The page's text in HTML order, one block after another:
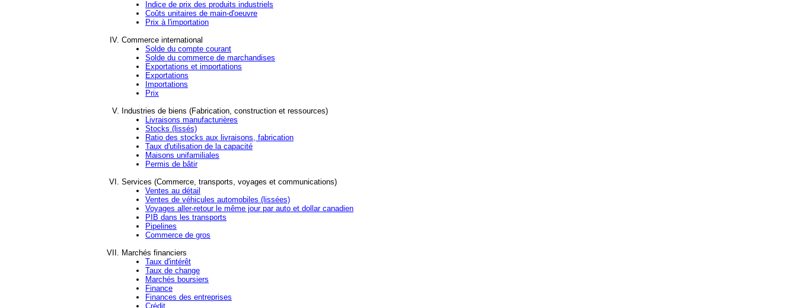
Indice de prix des produits industriels
Coûts unitaires de main-d'oeuvre
Prix à l'importation
Commerce international
Solde du compte courant
Solde du commerce de marchandises
Exportations et importations
Exportations
Importations
Prix
Industries de biens (Fabrication, construction et ressources)
Livraisons manufacturières
Stocks (lissés)
Ratio des stocks aux livraisons, fabrication
Taux d'utilisation de la capacité
Maisons unifamiliales
Permis de bâtir
Services (Commerce, transports, voyages et communications)
Ventes au détail
Ventes de véhicules automobiles (lissées)
Voyages aller-retour le même jour par auto et dollar canadien
PIB dans les transports
Pipelines
Commerce de gros
Marchés financiers
Taux d'intérêt
Taux de change
Marchés boursiers
Finance
Finances des entreprises
Crédit